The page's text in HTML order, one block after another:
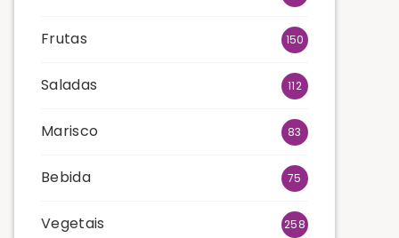
Frutas 150
Saladas 112
Marisco 83
Bebida 75
Vegetais 258